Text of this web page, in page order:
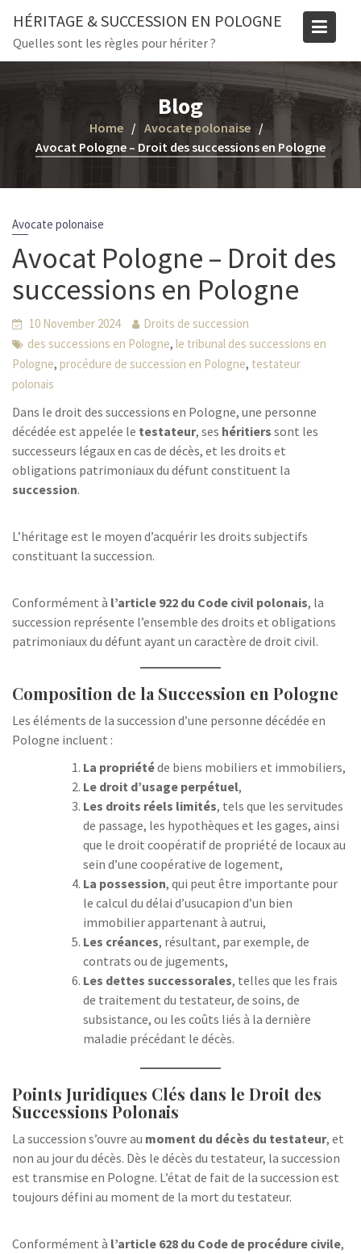
content
HÉRITAGE & SUCCESSION EN POLOGNE
Quelles sont les règles pour hériter ?
Blog
Home
Avocate polonaise
Avocat Pologne – Droit des successions en Pologne
Avocate polonaise
Avocat Pologne – Droit des
successions en Pologne
10 November 2024
Droits de succession
des successions en Pologne, le tribunal des successions en
Pologne, procédure de succession en Pologne, testateur
polonais
Dans le droit des successions en Pologne, une personne
décédée est appelée le testateur, ses héritiers sont les
successeurs légaux en cas de décès, et les droits et
obligations patrimoniaux du défunt constituent la
succession.
L’héritage est le moyen d’acquérir les droits subjectifs
constituant la succession.
Conformément à l’article 922 du Code civil polonais, la
succession représente l’ensemble des droits et obligations
patrimoniaux du défunt ayant un caractère de droit civil.
Composition de la Succession en Pologne
Les éléments de la succession d’une personne décédée en
Pologne incluent :
La propriétéde biens mobiliers et immobiliers,
Le droit d’usage perpétuel,
Les droits réels limités, tels que les servitudes
de passage, les hypothèques et les gages, ainsi
que le droit coopératif de propriété de locaux au
sein d’une coopérative de logement,
La possession, qui peut être importante pour
le calcul du délai d’usucapion d’un bien
immobilier appartenant à autrui,
Les créances, résultant, par exemple, de
contrats ou de jugements,
Les dettes successorales, telles que les frais
de traitement du testateur, de soins, de
subsistance, ou les coûts liés à la dernière
maladie précédant le décès.
Points Juridiques Clés dans le Droit des
Successions Polonais
La succession s’ouvre au moment du décès du testateur, et
non au jour du décès. Dès le décès du testateur, la succession
est transmise en Pologne. L’état de fait de la succession est
toujours défini au moment de la mort du testateur.
Conformément à l’article 628 du Code de procédure civile,